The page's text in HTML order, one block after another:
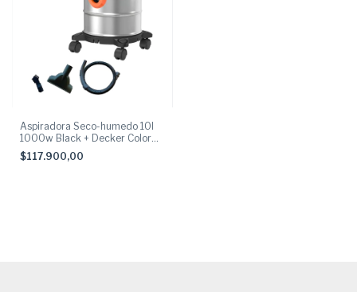
Aspiradora Seco-humedo 10l
1000w Black + Decker Color
Gris
$117.900,00